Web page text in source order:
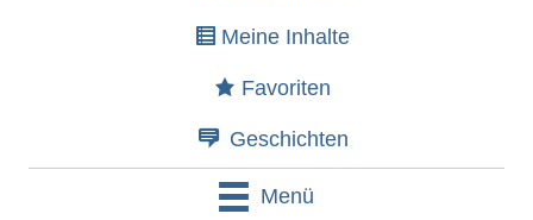
Meine Inhalte
Favoriten
Geschichten
Menü